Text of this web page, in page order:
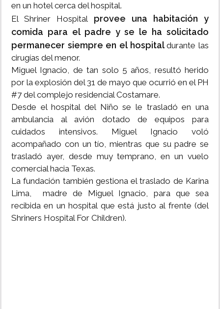
en un hotel cerca del hospital.
El Shriner Hospital provee una habitación y
comida para el padre y se le ha solicitado
permanecer siempre en el hospitaldurante las
cirugías del menor.
Miguel Ignacio, de tan solo 5 años, resultó herido
por la explosión del 31 de mayo que ocurrió en el PH
#7 del complejo residencial Costamare.
Desde el hospital del Niño se le trasladó en una
ambulancia al avión dotado de equipos para
cuidados intensivos. Miguel Ignacio voló
acompañado con un tío, mientras que su padre se
trasladó ayer, desde muy temprano, en un vuelo
comercial hacia Texas.
La fundación también gestiona el traslado de Karina
Lima, madre de Miguel Ignacio, para que sea
recibida en un hospital que está justo al frente (del
Shriners Hospital For Children).